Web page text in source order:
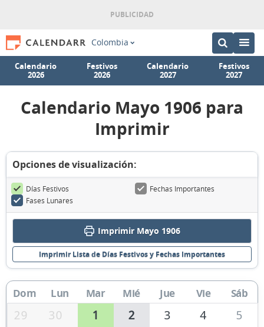
Colombia
Calendario
2026
Festivos
2026
Calendario
2027
Festivos
2027
Calendario Mayo 1906 para
Imprimir
Opciones de visualización:
Días Festivos
Fechas Importantes
Fases Lunares
Imprimir Mayo 1906
Imprimir Lista de Días Festivos y Fechas Importantes
Dom Lun Mar Mié Jue Vie Sáb
29 30 1 2 3 4
5